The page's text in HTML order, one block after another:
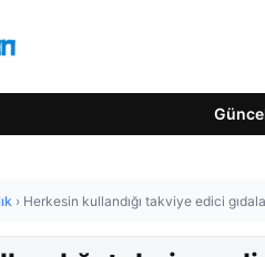
› Herkesin kullandığı takviye edici